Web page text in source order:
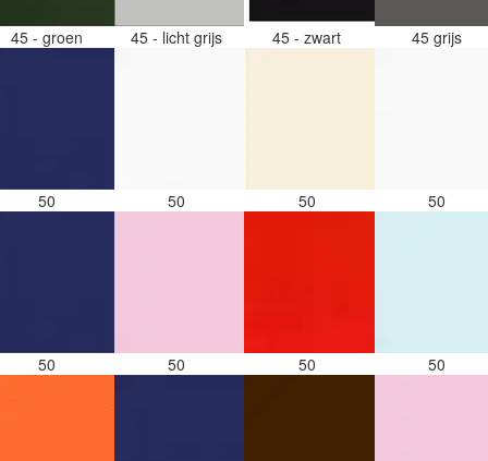
45 - groen 45 - licht grijs 45 - zwart 45 grijs
50 50 50 50
50 50 50 50